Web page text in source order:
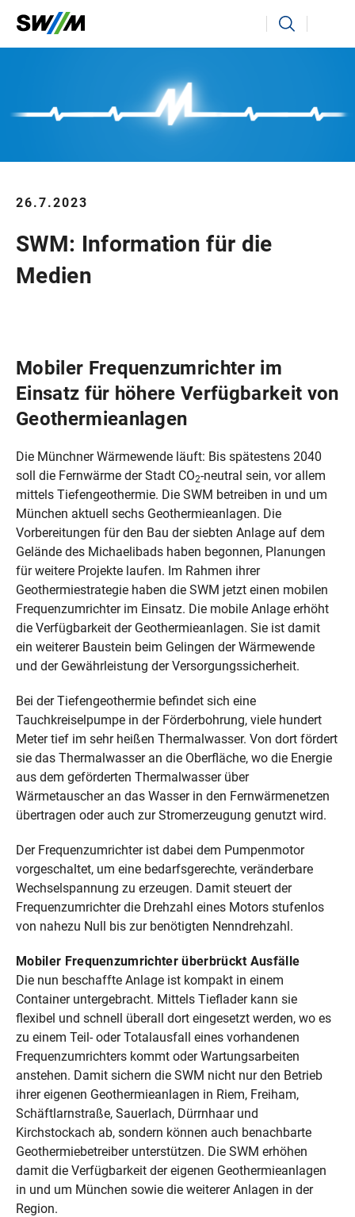
Ihr Suchbegriff Suchen
26.7.2023
SWM: Information für die
Medien
Mobiler Frequenzumrichter im
Einsatz für höhere Verfügbarkeit von
Geothermieanlagen
Die Münchner Wärmewende läuft: Bis spätestens 2040
soll die Fernwärme der Stadt CO2-neutral sein, vor allem
mittels Tiefengeothermie. Die SWM betreiben in und um
München aktuell sechs Geothermieanlagen. Die
Vorbereitungen für den Bau der siebten Anlage auf dem
Gelände des Michaelibads haben begonnen, Planungen
für weitere Projekte laufen. Im Rahmen ihrer
Geothermiestrategie haben die SWM jetzt einen mobilen
Frequenzumrichter im Einsatz. Die mobile Anlage erhöht
die Verfügbarkeit der Geothermieanlagen. Sie ist damit
ein weiterer Baustein beim Gelingen der Wärmewende
und der Gewährleistung der Versorgungssicherheit.
Bei der Tiefengeothermie befindet sich eine
Tauchkreiselpumpe in der Förderbohrung, viele hundert
Meter tief im sehr heißen Thermalwasser. Von dort fördert
sie das Thermalwasser an die Oberfläche, wo die Energie
aus dem geförderten Thermalwasser über
Wärmetauscher an das Wasser in den Fernwärmenetzen
übertragen oder auch zur Stromerzeugung genutzt wird.
Der Frequenzumrichter ist dabei dem Pumpenmotor
vorgeschaltet, um eine bedarfsgerechte, veränderbare
Wechselspannung zu erzeugen. Damit steuert der
Frequenzumrichter die Drehzahl eines Motors stufenlos
von nahezu Null bis zur benötigten Nenndrehzahl.
Mobiler Frequenzumrichter überbrückt Ausfälle
Die nun beschaffte Anlage ist kompakt in einem
Container untergebracht. Mittels Tieflader kann sie
flexibel und schnell überall dort eingesetzt werden, wo es
zu einem Teil- oder Totalausfall eines vorhandenen
Frequenzumrichters kommt oder Wartungsarbeiten
anstehen. Damit sichern die SWM nicht nur den Betrieb
ihrer eigenen Geothermieanlagen in Riem, Freiham,
Schäftlarnstraße, Sauerlach, Dürrnhaar und
Kirchstockach ab, sondern können auch benachbarte
Geo­thermiebetreiber unterstützen. Die SWM erhöhen
damit die Verfügbarkeit der eigenen Geo­thermieanlagen
in und um München sowie die weiterer Anlagen in der
Region.